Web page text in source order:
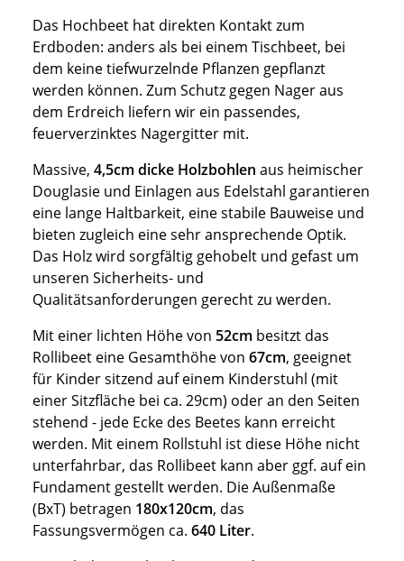
Das Hochbeet hat direkten Kontakt zum
Erdboden: anders als bei einem Tischbeet, bei
dem keine tiefwurzelnde Pflanzen gepflanzt
werden können. Zum Schutz gegen Nager aus
dem Erdreich liefern wir ein passendes,
feuerverzinktes Nagergitter mit.
Massive, 4,5cm dicke Holzbohlen aus heimischer
Douglasie und Einlagen aus Edelstahl garantieren
eine lange Haltbarkeit, eine stabile Bauweise und
bieten zugleich eine sehr ansprechende Optik.
Das Holz wird sorgfältig gehobelt und gefast um
unseren Sicherheits- und
Qualitätsanforderungen gerecht zu werden.
Mit einer lichten Höhe von 52cm besitzt das
Rollibeet eine Gesamthöhe von 67cm, geeignet
für Kinder sitzend auf einem Kinderstuhl (mit
einer Sitzfläche bei ca. 29cm) oder an den Seiten
stehend - jede Ecke des Beetes kann erreicht
werden. Mit einem Rollstuhl ist diese Höhe nicht
unterfahrbar, das Rollibeet kann aber ggf. auf ein
Fundament gestellt werden. Die Außenmaße
(BxT) betragen 180x120cm, das
Fassungsvermögen ca. 640 Liter.